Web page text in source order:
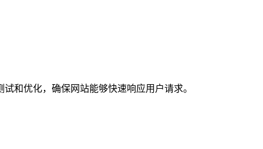
和优化，确保网站能够快速响应用户请求。